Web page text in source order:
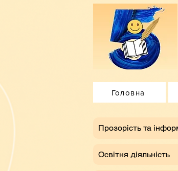
Головна
​Прозорість та
Освітня діяльність